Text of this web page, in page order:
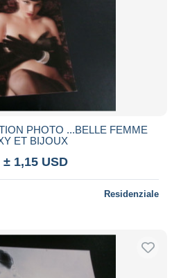
PHOTO ...BELLE FEMME
ET BIJOUX
± 1,15 USD
Residenziale